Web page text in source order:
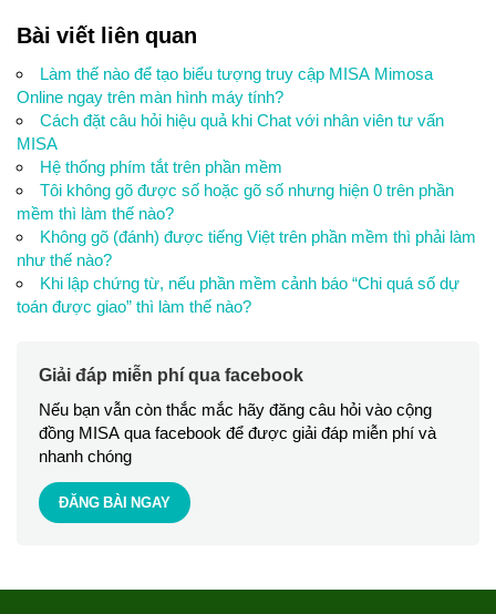
Bài viết liên quan
Làm thế nào để tạo biểu tượng truy cập MISA Mimosa
Online ngay trên màn hình máy tính?
Cách đặt câu hỏi hiệu quả khi Chat với nhân viên tư vấn
MISA
Hệ thống phím tắt trên phần mềm
Tôi không gõ được số hoặc gõ số nhưng hiện 0 trên phần
mềm thì làm thế nào?
Không gõ (đánh) được tiếng Việt trên phần mềm thì phải làm
như thế nào?
Khi lập chứng từ, nếu phần mềm cảnh báo “Chi quá số dự
toán được giao” thì làm thế nào?
Giải đáp miễn phí qua facebook
Nếu bạn vẫn còn thắc mắc hãy đăng câu hỏi vào cộng
đồng MISA qua facebook để được giải đáp miễn phí và
nhanh chóng
ĐĂNG BÀI NGAY